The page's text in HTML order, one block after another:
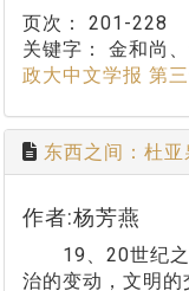
页次： 201-228
关键字： 金和尚
政大中文学报 第
东西之间：杜
作者:杨芳燕
19、20世纪之
治的变动，文明